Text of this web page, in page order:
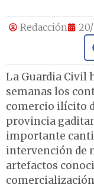
Redacción
La Guardia Civil
semanas los
comercio ilícito
provincia
importante
intervención de
artefactos